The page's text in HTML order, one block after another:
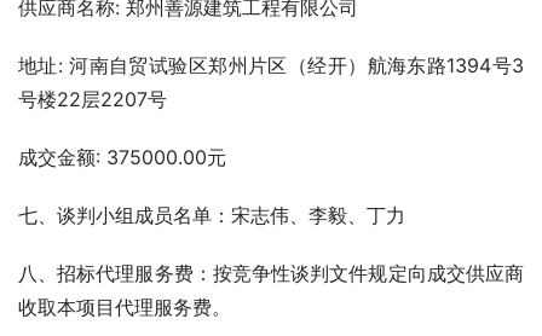
供应商名称: 郑州善源建筑工程有限公司
地址: 河南自贸试验区郑州片区（经开）航海东路1394号3
号楼22层2207号
成交金额: 375000.00元
七、谈判小组成员名单：宋志伟、李毅、丁力
八、招标代理服务费：按竞争性谈判文件规定向成交供应商
收取本项目代理服务费。